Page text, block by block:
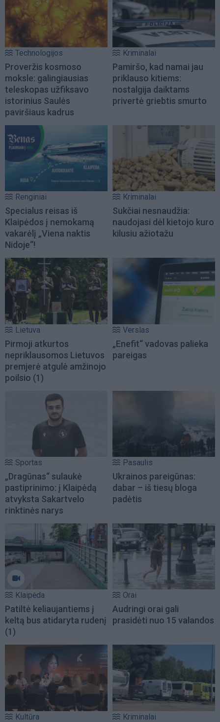
Technologijos
Proveržis kosmoso
moksle: galingiausias
teleskopas užfiksavo
istorinius Saulės
paviršiaus kadrus
Kriminalai
Pamiršo, kad namai jau
priklauso kitiems:
nostalgija daiktams
privertė griebtis smurto
Renginiai
Specialus reisas iš
Klaipėdos į nemokamą
vakarėlį „Viena naktis
Nidoje“!
Kriminalai
Sukčiai nesnaudžia:
naudojasi dėl kietojo kuro
kilusiu ažiotažu
Lietuva
Pirmoji atkurtos
nepriklausomos Lietuvos
premjerė atgulė amžinojo
poilsio (1)
Verslas
„Enefit“ vadovas palieka
pareigas
Sportas
„Dragūnas“ sulaukė
pastiprinimo: į Klaipėdą
atvyksta Sakartvelo
rinktinės narys
Pasaulis
Ukrainos pareigūnas:
dabar – iš tiesų bloga
padėtis
Klaipėda
Patiltė keliaujantiems į
keltą bus atidaryta rudenį
(1)
Orai
Audringi orai gali
prasidėti nuo 15 valandos
Kultūra Kriminalai